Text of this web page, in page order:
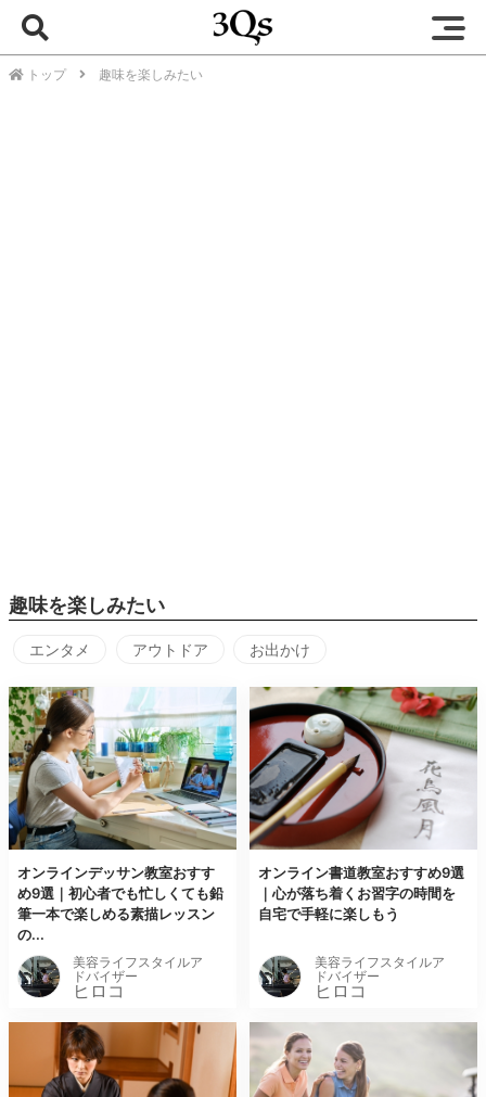
トップ 趣味を楽しみたい
趣味を楽しみたい
エンタメ アウトドア お出かけ
オンラインデッサン教室おすす
め9選｜初心者でも忙しくても鉛
筆一本で楽しめる素描レッスン
の...
美容ライフスタイルア
ドバイザー
ヒロコ
オンライン書道教室おすすめ9選
｜心が落ち着くお習字の時間を
自宅で手軽に楽しもう
美容ライフスタイルア
ドバイザー
ヒロコ